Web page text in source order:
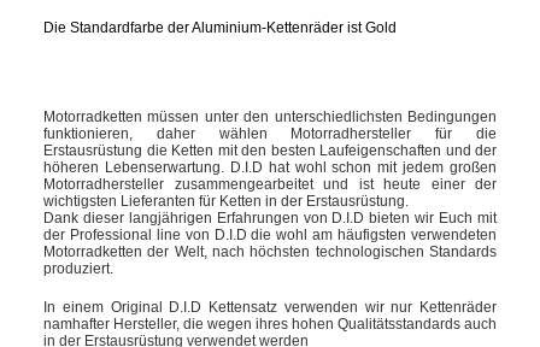
Die Standardfarbe der Aluminium-Kettenräder ist Gold
Motorradketten müssen unter den unterschiedlichsten Bedingungen
funktionieren, daher wählen Motorradhersteller für die
Erstausrüstung die Ketten mit den besten Laufeigenschaften und der
höheren Lebenserwartung. D.I.D hat wohl schon mit jedem großen
Motorradhersteller zusammengearbeitet und ist heute einer der
wichtigsten Lieferanten für Ketten in der Erstausrüstung.
Dank dieser langjährigen Erfahrungen von D.I.D bieten wir Euch mit
der Professional line von D.I.D die wohl am häufigsten verwendeten
Motorradketten der Welt, nach höchsten technologischen Standards
produziert.
In einem Original D.I.D Kettensatz verwenden wir nur Kettenräder
namhafter Hersteller, die wegen ihres hohen Qualitätsstandards auch
in der Erstausrüstung verwendet werden